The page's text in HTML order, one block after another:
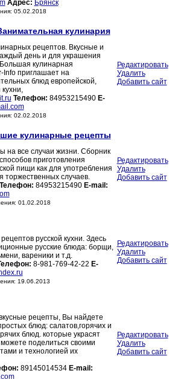
Адрес: Брянск
05.02.2018
кулинария
рецептов. Вкусные и
день и для украшения
кулинарная
Info приглашает на
блюд европейской,
Телефон: 84953215490 E-
02.02.2018
Редактировать
Удалить
Добавить сайт
кулинарные рецепты
на все случаи жизни. Сборник
приготовления
пищи как для употребления
торжественных случаев.
Телефон: 84953215490 E-mail:
01.02.2018
Редактировать
Удалить
Добавить сайт
русской кухни. Здесь
русские блюда: борщи,
вареники и т.д.
8-981-769-42-22 E-
19.06.2013
Редактировать
Удалить
Добавить сайт
рецепты, Вы найдете
блюд: салатов,горячих и
блюд. которые украсят
поделиться своими
и технологией их
89145014534 E-mail:
Редактировать
Удалить
Добавить сайт